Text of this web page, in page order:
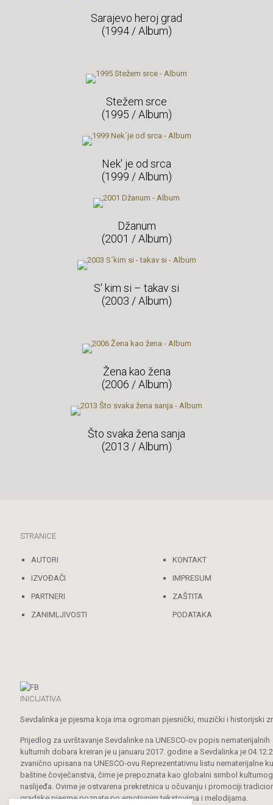
Sarajevo heroj grad
(1994 / Album)
Stežem srce
(1995 / Album)
Nek' je od srca
(1999 / Album)
Džanum
(2001 / Album)
S' kim si – takav si
(2003 / Album)
Žena kao žena
(2006 / Album)
Što svaka žena sanja
(2013 / Album)
STRANICE
AUTORI
IZVOĐAČI
PARTNERI
ZANIMLJIVOSTI
KONTAKT
IMPRESUM
ZAŠTITA
PODATAKA
INICIJATIVA
Sevdalinka je pjesma koja ima ogroman pjesnički, muzički i historijski
Prijedlog za uvrštavanje Sevdalinke na UNESCO-ov popis nematerijalnih
kulturnih dobara kreiran je u januaru 2017. godine a Sevdalinka je
zvanično upisana na UNESCO-ovu Reprezentativnu listu nematerijalne
baštine čovječanstva, čime je prepoznata kao globalni simbol kulturnog
naslijeđa. Ovime je ostvarena prekretnica u očuvanju i promociji
gradske pjesme poznate po emotivnim tekstovima i melodijama.